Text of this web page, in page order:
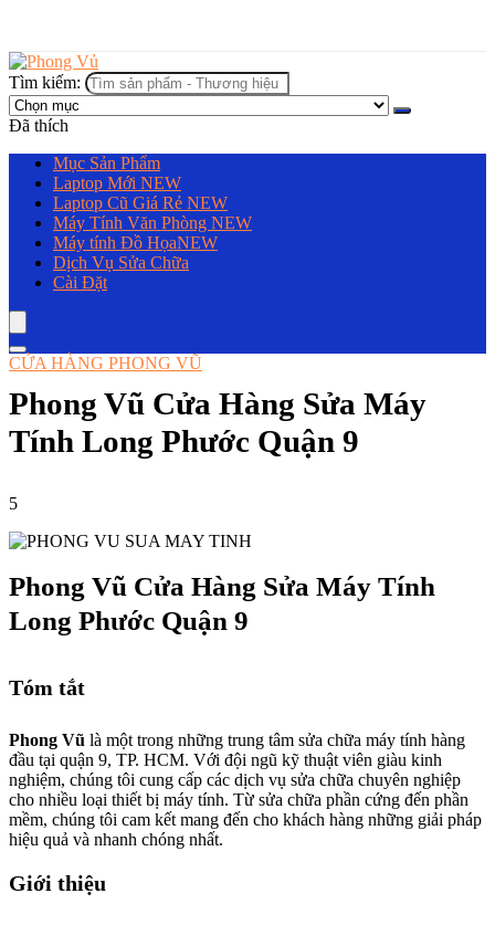
Tìm kiếm:
Đã thích
Mục Sản Phẩm
Laptop Mới NEW
Laptop Cũ Giá Rẻ NEW
Máy Tính Văn Phòng NEW
Máy tính Đồ HọaNEW
Dịch Vụ Sửa Chữa
Cài Đặt
CỬA HÀNG PHONG VŨ
Phong Vũ Cửa Hàng Sửa Máy
Tính Long Phước Quận 9
5
Phong Vũ Cửa Hàng Sửa Máy Tính
Long Phước Quận 9
Tóm tắt
Phong Vũ là một trong những trung tâm sửa chữa máy tính hàng
đầu tại quận 9, TP. HCM. Với đội ngũ kỹ thuật viên giàu kinh
nghiệm, chúng tôi cung cấp các dịch vụ sửa chữa chuyên nghiệp
cho nhiều loại thiết bị máy tính. Từ sửa chữa phần cứng đến phần
mềm, chúng tôi cam kết mang đến cho khách hàng những giải pháp
hiệu quả và nhanh chóng nhất.
Giới thiệu